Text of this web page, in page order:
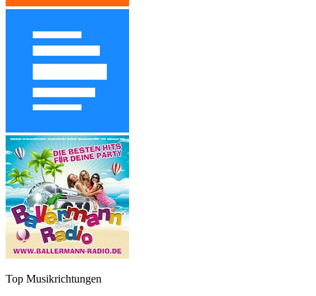
Top Musikrichtungen